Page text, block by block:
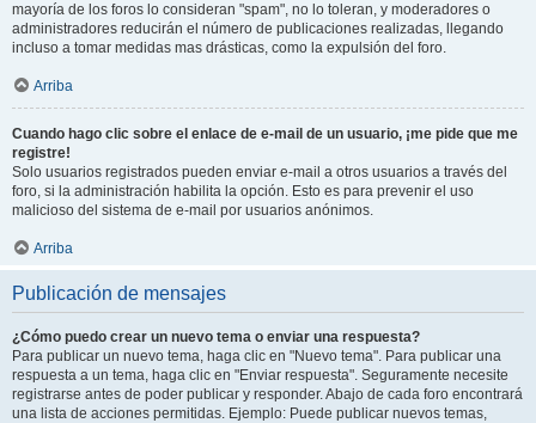
mayoría de los foros lo consideran "spam", no lo toleran, y moderadores o
administradores reducirán el número de publicaciones realizadas, llegando
incluso a tomar medidas mas drásticas, como la expulsión del foro.
Arriba
Cuando hago clic sobre el enlace de e-mail de un usuario, ¡me pide que me
registre!
Solo usuarios registrados pueden enviar e-mail a otros usuarios a través del
foro, si la administración habilita la opción. Esto es para prevenir el uso
malicioso del sistema de e-mail por usuarios anónimos.
Arriba
Publicación de mensajes
¿Cómo puedo crear un nuevo tema o enviar una respuesta?
Para publicar un nuevo tema, haga clic en "Nuevo tema". Para publicar una
respuesta a un tema, haga clic en "Enviar respuesta". Seguramente necesite
registrarse antes de poder publicar y responder. Abajo de cada foro encontrará
una lista de acciones permitidas. Ejemplo: Puede publicar nuevos temas,